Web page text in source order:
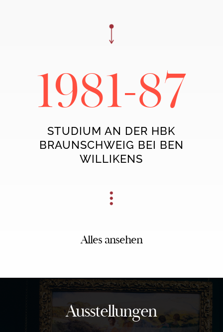
1981-87
STUDIUM AN DER HBK
BRAUNSCHWEIG BEI BEN
WILLIKENS
Alles ansehen
Ausstellungen